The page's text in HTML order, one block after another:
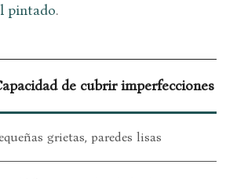
pintado.
de cubrir imperfecciones
grietas, paredes lisas